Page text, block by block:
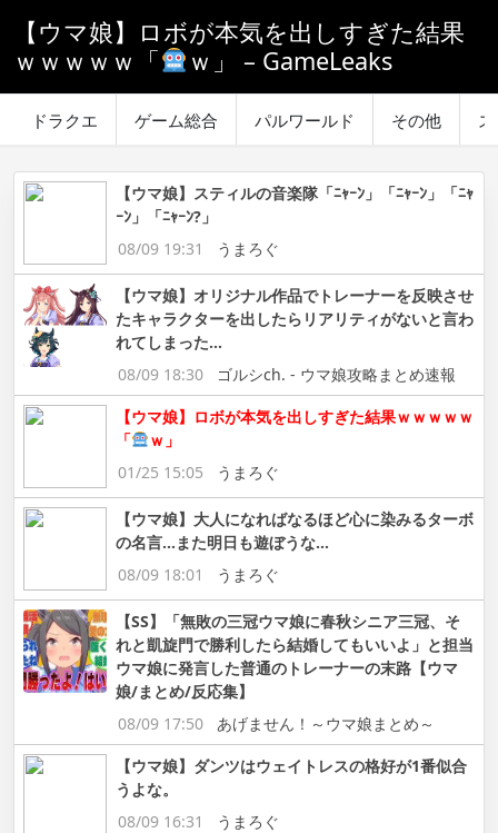
【ウマ娘】ロボが本気を出しすぎた結果
ｗｗｗｗｗ「
ｗ」 – GameLeaks
ドラクエ ゲーム総合 パルワールド その他
【ウマ娘】スティルの音楽隊「ﾆｬｰﾝ」「ﾆｬｰﾝ」「ﾆｬ
ｰﾝ」「ﾆｬｰﾝ?」
08/09 19:31
うまろぐ
【ウマ娘】オリジナル作品でトレーナーを反映させ
たキャラクターを出したらリアリティがないと言わ
れてしまった…
08/09 18:30
ゴルシch. - ウマ娘攻略まとめ速報
【ウマ娘】ロボが本気を出しすぎた結果ｗｗｗｗｗ
「
ｗ」
01/25 15:05
うまろぐ
【ウマ娘】大人になればなるほど心に染みるターボ
の名言…また明日も遊ぼうな…
08/09 18:01
うまろぐ
【SS】「無敗の三冠ウマ娘に春秋シニア三冠、そ
れと凱旋門で勝利したら結婚してもいいよ」と担当
ウマ娘に発言した普通のトレーナーの末路【ウマ
娘/まとめ/反応集】
08/09 17:50
あげません！～ウマ娘まとめ～
【ウマ娘】ダンツはウェイトレスの格好が1番似合
うよな。
08/09 16:31
うまろぐ